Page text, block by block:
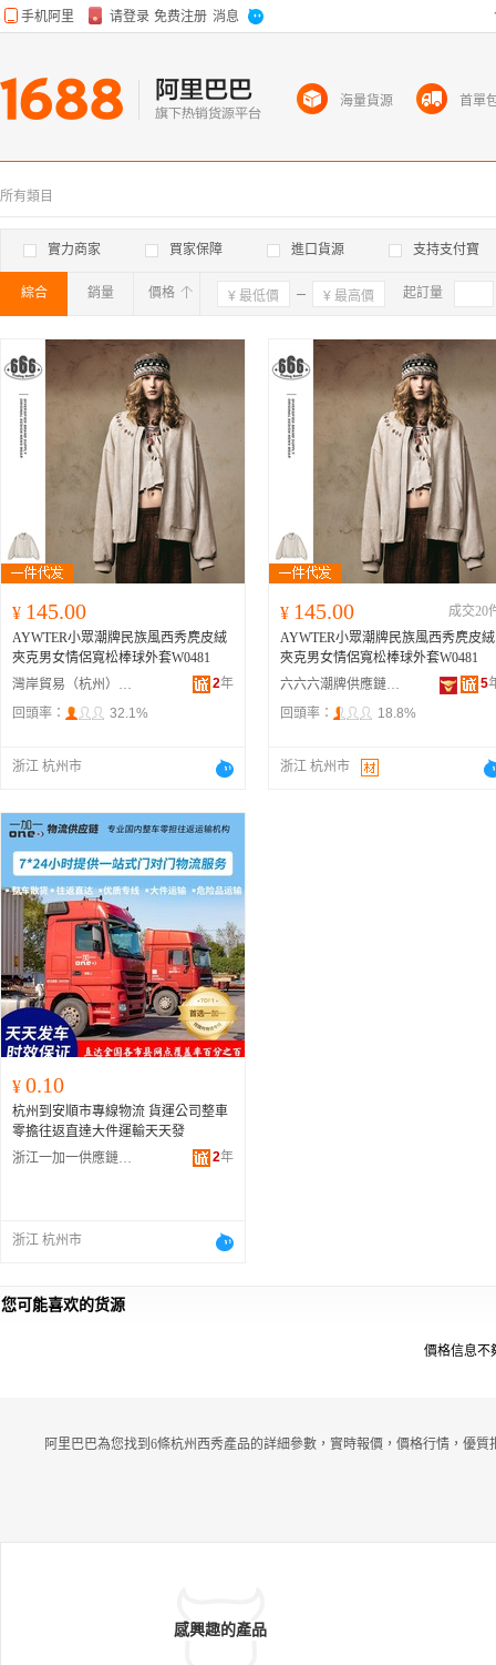
所有類目
實力商家 買家保障 進口貨源 支持支付寶
綜合 銷量 價格 確定 起訂量
¥ 145.00
AYWTER小眾潮牌民族風西秀麂皮絨
夾克男女情侶寬松棒球外套W0481
灣岸貿易（杭州）有限公司
2年
回頭率：
32.1%
浙江 杭州市
¥ 145.00
成交20
AYWTER小眾潮牌民族風西秀麂皮絨
夾克男女情侶寬松棒球外套W0481
六六六潮牌供應鏈(杭州)有限公司
5
回頭率：
18.8%
浙江 杭州市
¥ 0.10
杭州到安順市專線物流 貨運公司整車
零擔往返直達大件運輸天天發
浙江一加一供應鏈管理有限公司
2年
浙江 杭州市
您可能喜欢的货源
價格信息不
阿里巴巴為您找到6條杭州西秀產品的詳細參數，實時報價，價格行情，優質
感興趣的產品
海量貨源 首單